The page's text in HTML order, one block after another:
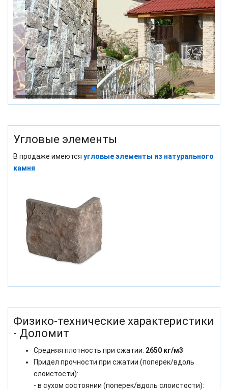
Угловые элементы
В продаже имеются угловые элементы из натурального
камня
Физико-технические характеристики
- Доломит
Средняя плотность при сжатии: 2650 кг/м3
Придел прочности при сжатии (поперек/вдоль
слоистости):
- в сухом состоянии (поперек/вдоль слоистости):